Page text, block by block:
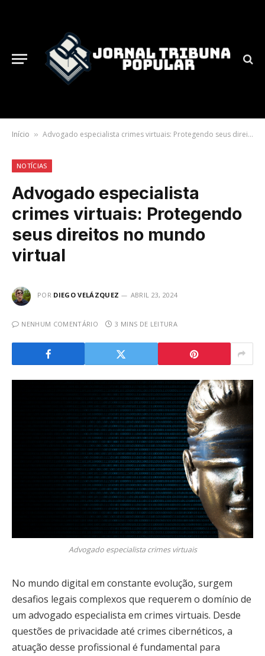
Início » Advogado especialista crimes virtuais: Protegendo seus direitos no mundo virtual
NOTÍCIAS
Advogado especialista
crimes virtuais: Protegendo
seus direitos no mundo
virtual
POR DIEGO VELÁZQUEZ ABRIL 23, 2024
NENHUM COMENTÁRIO 3 MINS DE LEITURA
Advogado especialista crimes virtuais
No mundo digital em constante evolução, surgem
desafios legais complexos que requerem o domínio de
um advogado especialista em crimes virtuais. Desde
questões de privacidade até crimes cibernéticos, a
atuação desse profissional é fundamental para